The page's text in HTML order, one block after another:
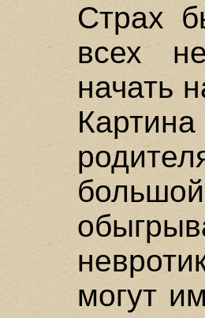
Страх
всех
начать
могут